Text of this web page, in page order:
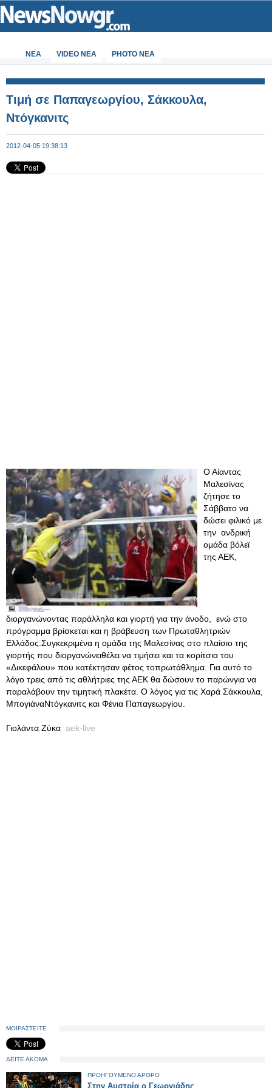
ΝΕΑ VIDEO NEA PHOTO NEA
Τιμή σε Παπαγεωργίου, Σάκκουλα,
Ντόγκανιτς
2012-04-05 19:38:13
Ο Αίαντας
Μαλεσίνας
ζήτησε το
Σάββατο να
δώσει φιλικό με
την ανδρική
ομάδα βόλεϊ
της ΑΕΚ,
διοργανώνοντας παράλληλα και γιορτή για την άνοδο, ενώ στο
πρόγραμμα βρίσκεται και η βράβευση των Πρωταθλητριών
Ελλάδος.Συγκεκριμένα η ομάδα της Μαλεσίνας στο πλαίσιο της
γιορτής που διοργανώνειθέλει να τιμήσει και τα κορίτσια του
«Δικεφάλου» που κατέκτησαν φέτος τοπρωτάθλημα. Για αυτό το
λόγο τρεις από τις αθλήτριες της ΑΕΚ θα δώσουν το παρώνγια να
παραλάβουν την τιμητική πλακέτα. Ο λόγος για τις Χαρά Σάκκουλα,
ΜπογιάναΝτόγκανιτς και Φένια Παπαγεωργίου.
Γιολάντα Ζύκα aek-live
ΜΟΙΡΑΣΤΕΙΤΕ
ΔΕΙΤΕ ΑΚΟΜΑ
ΠΡΟΗΓΟΥΜΕΝΟ ΑΡΘΡΟ
Στην Αυστρία ο Γεωργιάδης